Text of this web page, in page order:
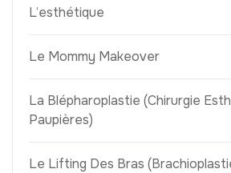
L’esthétique
Le Mommy Makeover
La Blépharoplastie (Chirurgie
Paupières)
Le Lifting Des Bras